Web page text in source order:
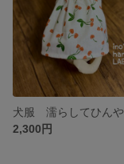
2,300円